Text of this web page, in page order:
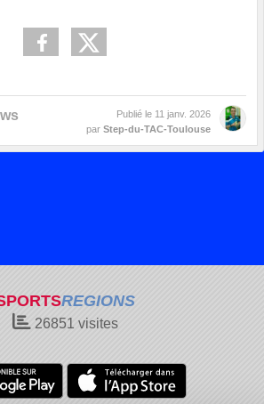
Publié le 11 janv. 2026
par Step-du-TAC-Toulouse
REGIONS
26851 visites